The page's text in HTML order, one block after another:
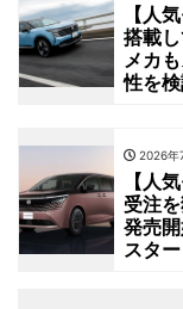
【人
搭載
メカ
性を
2026年
【人
受注
発売
スター